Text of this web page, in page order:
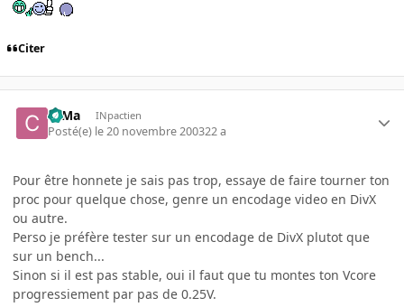
Citer
c0Ma INpactien
Posté(e) le 20 novembre 200322 a
Pour être honnete je sais pas trop, essaye de faire tourner ton
proc pour quelque chose, genre un encodage video en DivX
ou autre.
Perso je préfère tester sur un encodage de DivX plutot que
sur un bench...
Sinon si il est pas stable, oui il faut que tu montes ton Vcore
progressiement par pas de 0.25V.